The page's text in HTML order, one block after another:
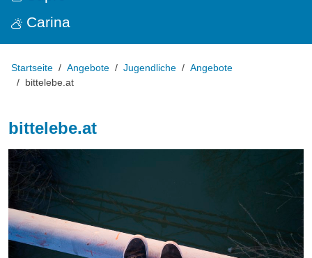
Carina
Startseite Angebote Jugendliche
Angebote
bittelebe.at
bittelebe.at